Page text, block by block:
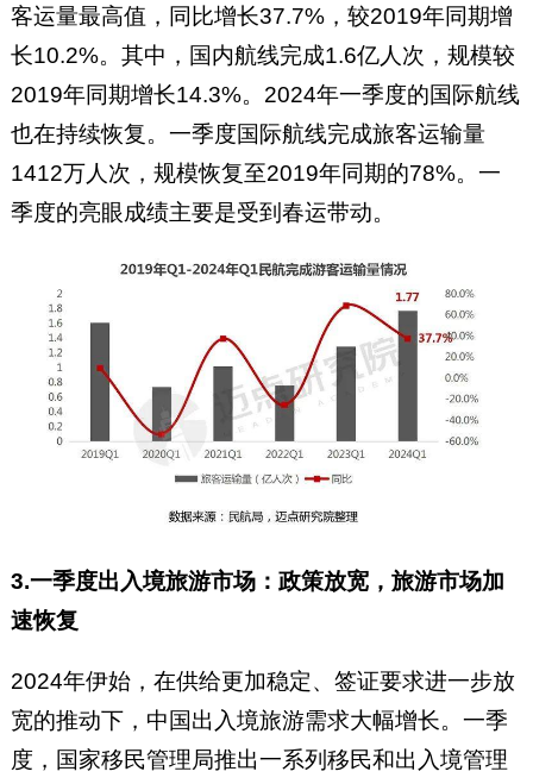
客运量最高值，同比增长37.7%，较2019年同期增
长10.2%。其中，国内航线完成1.6亿人次，规模较
2019年同期增长14.3%。2024年一季度的国际航线
也在持续恢复。一季度国际航线完成旅客运输量
1412万人次，规模恢复至2019年同期的78%。一
季度的亮眼成绩主要是受到春运带动。
3.一季度出入境旅游市场：政策放宽，旅游市场加
速恢复
2024年伊始，在供给更加稳定、签证要求进一步放
宽的推动下，中国出入境旅游需求大幅增长。一季
度，国家移民管理局推出一系列移民和出入境管理